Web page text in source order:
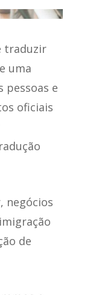
traduzir
uma
pessoas e
oficiais
negócios
de